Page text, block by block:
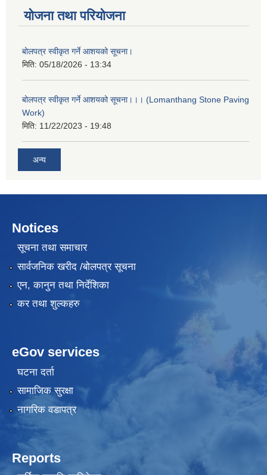
योजना तथा परियोजना
बोलपत्र स्वीकृत गर्ने आशयको सूचना।
मिति: 05/18/2026 - 13:34
बोलपत्र स्वीकृत गर्ने आशयको सूचना।।। (Lomanthang Stone Paving
Work)
मिति: 11/22/2023 - 19:48
अन्य
Notices
सूचना तथा समाचार
सार्वजनिक खरीद /बोलपत्र सूचना
एन, कानुन तथा निर्देशिका
कर तथा शुल्कहरु
eGov services
घटना दर्ता
सामाजिक सुरक्षा
नागरिक वडापत्र
Reports